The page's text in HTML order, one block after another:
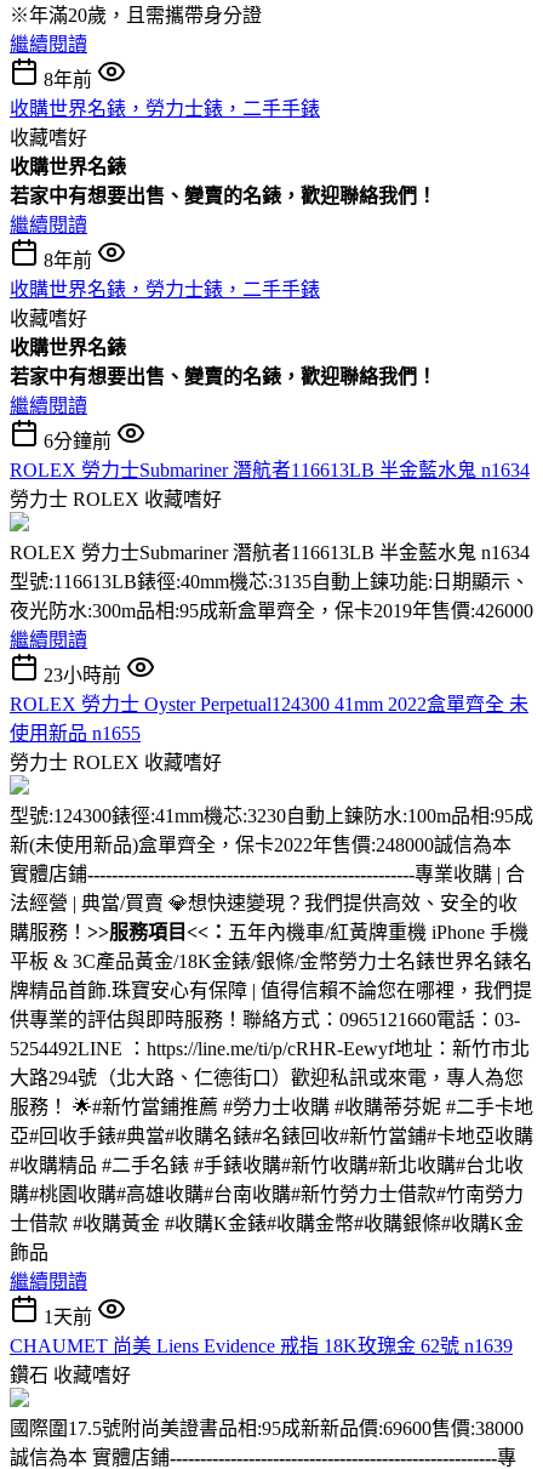
※年滿20歲，且需攜帶身分證
繼續閱讀
8年前
收購世界名錶，勞力士錶，二手手錶
收藏嗜好
收購世界名錶
若家中有想要出售、變賣的名錶，歡迎聯絡我們！
繼續閱讀
8年前
收購世界名錶，勞力士錶，二手手錶
收藏嗜好
收購世界名錶
若家中有想要出售、變賣的名錶，歡迎聯絡我們！
繼續閱讀
6分鐘前
ROLEX 勞力士Submariner 潛航者116613LB 半金藍水鬼 n1634
勞力士 ROLEX 收藏嗜好
ROLEX 勞力士Submariner 潛航者116613LB 半金藍水鬼 n1634
型號:116613LB錶徑:40mm機芯:3135自動上鍊功能:日期顯示、
夜光防水:300m品相:95成新盒單齊全，保卡2019年售價:426000
繼續閱讀
23小時前
ROLEX 勞力士 Oyster Perpetual124300 41mm 2022盒單齊全 未
使用新品 n1655
勞力士 ROLEX 收藏嗜好
型號:124300錶徑:41mm機芯:3230自動上鍊防水:100m品相:95成
新(未使用新品)盒單齊全，保卡2022年售價:248000誠信為本
實體店鋪------------------------------------------------------專業收購 | 合
法經營 | 典當/買賣 💎想快速變現？我們提供高效、安全的收
購服務！ >>服務項目<<： 五年內機車/紅黃牌重機 iPhone 手機
平板 & 3C產品黃金/18K金錶/銀條/金幣勞力士名錶世界名錶名
牌精品首飾.珠寶安心有保障 | 值得信賴不論您在哪裡，我們提
供專業的評估與即時服務！聯絡方式：0965121660電話：03-
5254492LINE ：https://line.me/ti/p/cRHR-Eewyf地址：新竹市北
大路294號（北大路、仁德街口）歡迎私訊或來電，專人為您
服務！ 🌟#新竹當鋪推薦 #勞力士收購 #收購蒂芬妮 #二手卡地
亞#回收手錶#典當#收購名錶#名錶回收#新竹當鋪#卡地亞收購
#收購精品 #二手名錶 #手錶收購#新竹收購#新北收購#台北收
購#桃園收購#高雄收購#台南收購#新竹勞力士借款#竹南勞力
士借款 #收購黃金 #收購K金錶#收購金幣#收購銀條#收購K金
飾品
繼續閱讀
1天前
CHAUMET 尚美 Liens Evidence 戒指 18K玫瑰金 62號 n1639
鑽石 收藏嗜好
國際圍17.5號附尚美證書品相:95成新新品價:69600售價:38000
誠信為本 實體店鋪------------------------------------------------------專